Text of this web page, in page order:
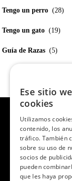
Tengo un perro (28)
Tengo un gato (19)
Guía de Razas (5)
Ese sitio
cookies
Utilizamos
contenido, los
tráfico. También
sobre su uso de
socios de
pueden
que les haya